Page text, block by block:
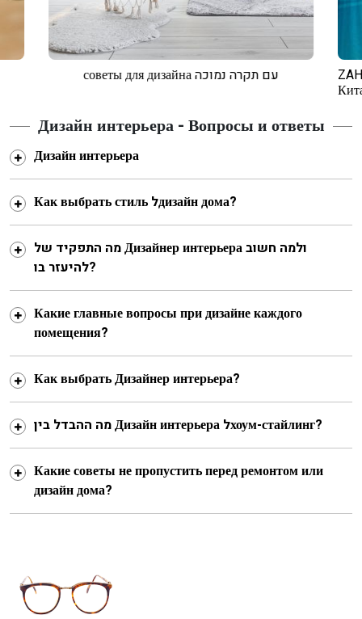
советы для дизайна עם תקרה נמוכה
Дизайн интерьера - Вопросы и ответы
Дизайн интерьера
Как выбрать стиль לдизайн дома?
מה התפקיד של Дизайнер интерьера ולמה חשוב
להיעזר בו?
Какие главные вопросы при дизайне каждого
помещения?
Как выбрать Дизайнер интерьера?
מה ההבדל בין Дизайн интерьера לхоум-стайлинг?
Какие советы не пропустить перед ремонтом или
дизайн дома?